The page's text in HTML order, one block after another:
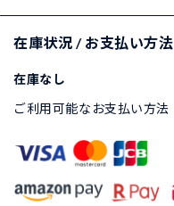
在庫状況 / お支払い方法
在庫なし
ご利用可能なお支払い方法